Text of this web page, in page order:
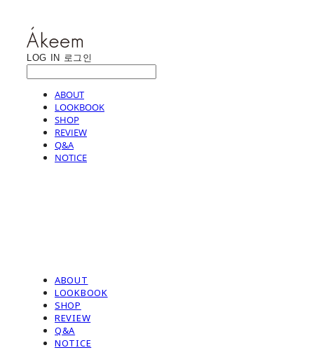
LOG IN 로그인
ABOUT
LOOKBOOK
SHOP
REVIEW
Q&A
NOTICE
ABOUT
LOOKBOOK
SHOP
REVIEW
Q&A
NOTICE